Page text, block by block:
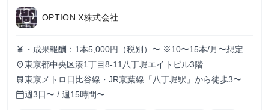
OPTION X株式会社
currency_yen ・成果報酬：1本5,000円（税別）〜 ※10〜15本/月〜想定
※経験、実績、能力等によって変動 ※トライアル期間の場
合変動あり
place東京都中央区湊1丁目8-11八丁堀エイトビル3階
train東京メトロ日比谷線・JR京葉線「八丁堀駅」から徒歩3〜6
分
calendar_today週3日〜 / 週15時間〜